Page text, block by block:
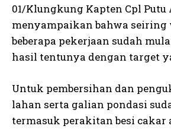
01/Klungkung Kapten Cpl Putu
menyampaikan bahwa seiring
beberapa pekerjaan sudah
hasil tentunya dengan target
Untuk pembersihan dan
lahan serta galian pondasi
termasuk perakitan besi cakar